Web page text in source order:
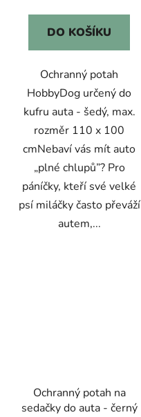
DO KOŠÍKU
Ochranný potah
HobbyDog určený do
kufru auta - šedý, max.
rozměr 110 x 100
cmNebaví vás mít auto
„plné chlupů”? Pro
páníčky, kteří své velké
psí miláčky často převáží
autem,...
Ochranný potah na
sedačky do auta - černý